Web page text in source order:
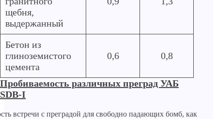
щебня,
выдержанный
Бетон из
глиноземистого
цемента
0,6 0,8
Пробиваемость различных преград УАБ
SDB-I
встречи с преградой для свободно падающих бомб, как